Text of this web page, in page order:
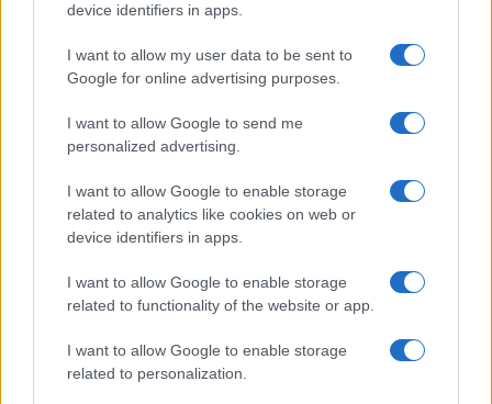
device identifiers in apps.
I want to allow my user data to be sent to
Google for online advertising purposes.
I want to allow Google to send me
personalized advertising.
I want to allow Google to enable storage
related to analytics like cookies on web or
device identifiers in apps.
I want to allow Google to enable storage
related to functionality of the website or app.
I want to allow Google to enable storage
related to personalization.
Il valore evolutivo del gioco in polpi, suricati e
pappagalli